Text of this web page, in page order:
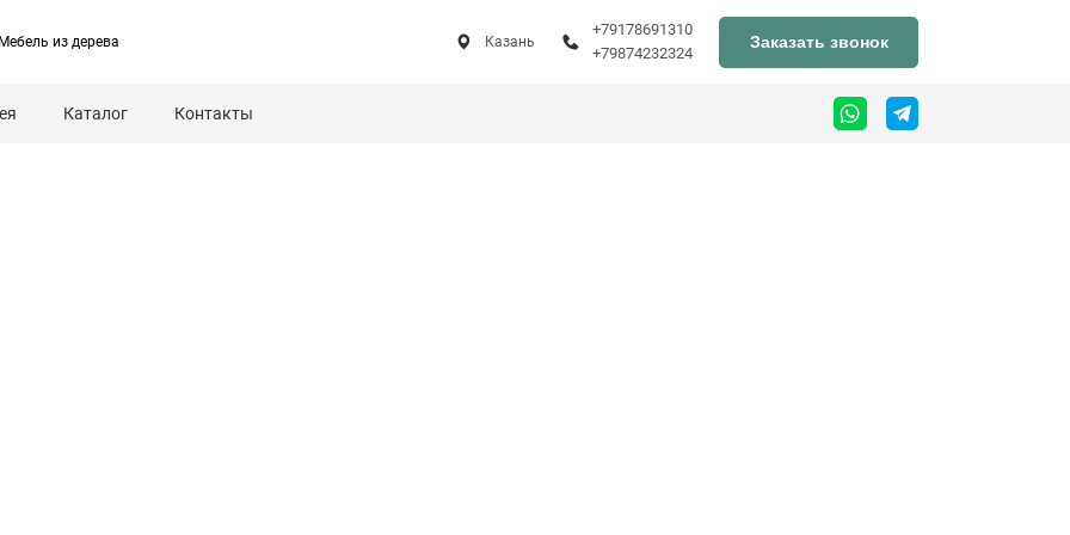
Мебель из дерева Казань
+79178691310
+79874232324
Заказать звонок
Каталог Контакты